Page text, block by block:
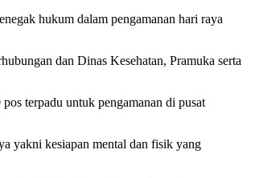
hukum dalam pengamanan hari raya
dan Dinas Kesehatan, Pramuka serta
terpadu untuk pengamanan di pusat
yakni kesiapan mental dan fisik yang